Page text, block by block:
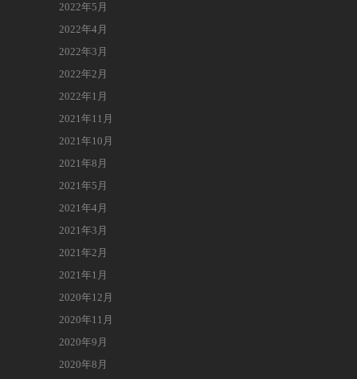
2022年5月
2022年4月
2022年3月
2022年2月
2022年1月
2021年11月
2021年10月
2021年8月
2021年5月
2021年4月
2021年3月
2021年2月
2021年1月
2020年12月
2020年11月
2020年9月
2020年8月